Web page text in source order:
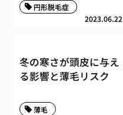
2023.06.22
円形脱毛症
冬の寒さが頭皮に与え
る影響と薄毛リスク
薄毛